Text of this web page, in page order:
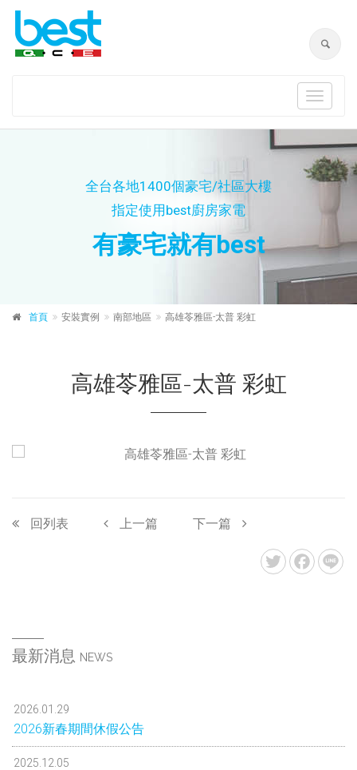
Toggle
全台各地1400個豪宅/社區大樓
指定使用best廚房家電
有豪宅就有best
首頁 安裝實例 南部地區 高雄苓雅區-太普 彩虹
高雄苓雅區-太普 彩虹
回列表 上一篇 下一篇
最新消息 NEWS
2026.01.29
2026新春期間休假公告
2025.12.05